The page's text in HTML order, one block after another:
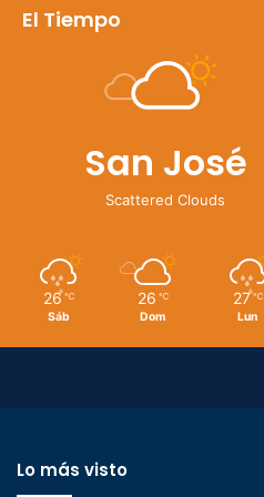
El Tiempo
San José
Scattered Clouds
26 ℃
Sáb
26 ℃
Dom
27 ℃
Lun
Lo más visto